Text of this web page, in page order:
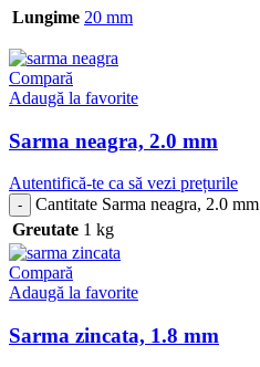
Lungime 20 mm
Compară
Adaugă la favorite
Sarma neagra, 2.0 mm
Autentifică-te ca să vezi prețurile
Cantitate Sarma neagra, 2.0 mm
Greutate 1 kg
Compară
Adaugă la favorite
Sarma zincata, 1.8 mm